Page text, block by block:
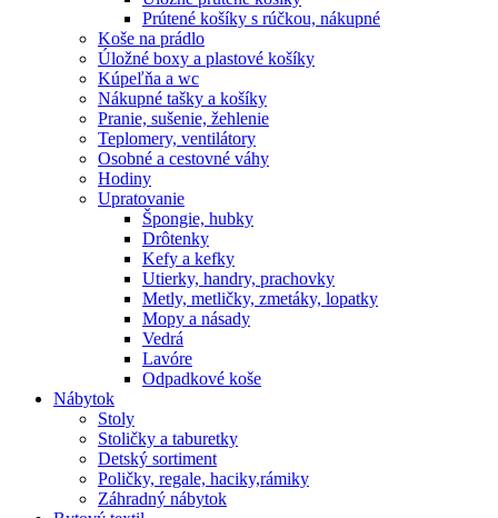
Prútené košíky s rúčkou, nákupné
Koše na prádlo
Úložné boxy a plastové košíky
Kúpeľňa a wc
Nákupné tašky a košíky
Pranie, sušenie, žehlenie
Teplomery, ventilátory
Osobné a cestovné váhy
Hodiny
Upratovanie
Špongie, hubky
Drôtenky
Kefy a kefky
Utierky, handry, prachovky
Metly, metličky, zmetáky, lopatky
Mopy a násady
Vedrá
Lavóre
Odpadkové koše
Nábytok
Stoly
Stoličky a taburetky
Detský sortiment
Poličky, regale, haciky,rámiky
Záhradný nábytok